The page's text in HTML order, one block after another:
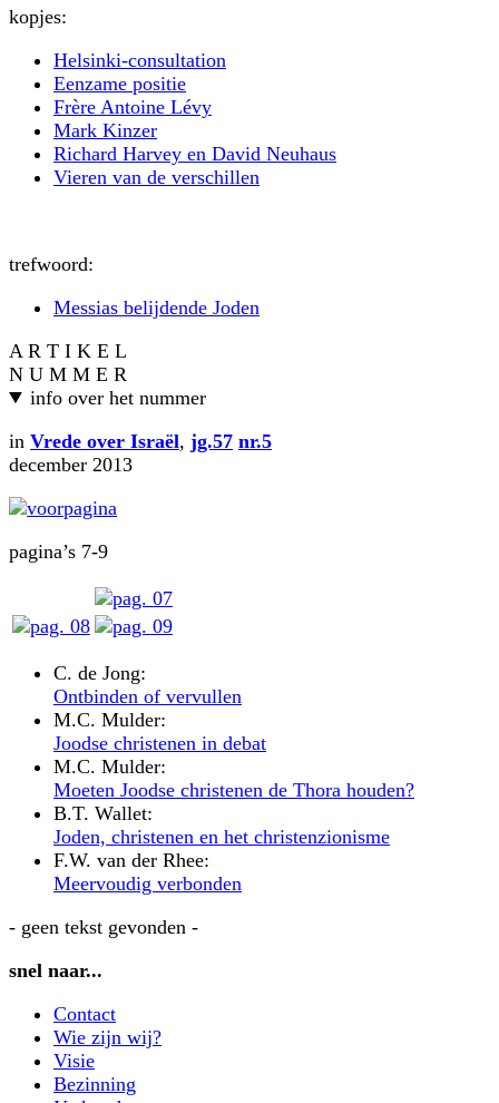
kopjes:
Helsinki-consultation
Eenzame positie
Frère Antoine Lévy
Mark Kinzer
Richard Harvey en David Neuhaus
Vieren van de verschillen
trefwoord:
Messias belijdende Joden
A R T I K E L
N U M M E R
info over het nummer
in Vrede over Israël, jg.57 nr.5
december 2013
pagina’s 7-9
C. de Jong:
Ontbinden of vervullen
M.C. Mulder:
Joodse christenen in debat
M.C. Mulder:
Moeten Joodse christenen de Thora houden?
B.T. Wallet:
Joden, christenen en het christenzionisme
F.W. van der Rhee:
Meervoudig verbonden
- geen tekst gevonden -
snel naar...
Contact
Wie zijn wij?
Visie
Bezinning